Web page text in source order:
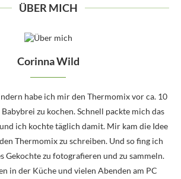
ÜBER MICH
Corinna Wild
habe ich mir den Thermomix vor ca. 10
zu kochen. Schnell packte mich das
ich kochte täglich damit. Mir kam die Idee
Thermomix zu schreiben. Und so fing ich
Gekochte zu fotografieren und zu sammeln.
in der Küche und vielen Abenden am PC